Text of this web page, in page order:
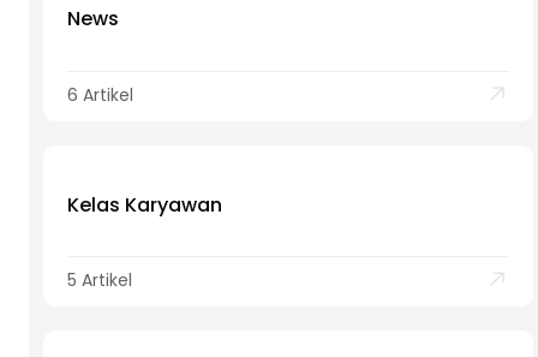
News
6 Artikel
Kelas Karyawan
5 Artikel